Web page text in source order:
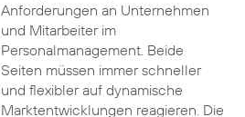
Anforderungen an Unternehmen
und Mitarbeiter im
Personalmanagement. Beide
Seiten müssen immer schneller
und flexibler auf dynamische
Marktentwicklungen reagieren. Die